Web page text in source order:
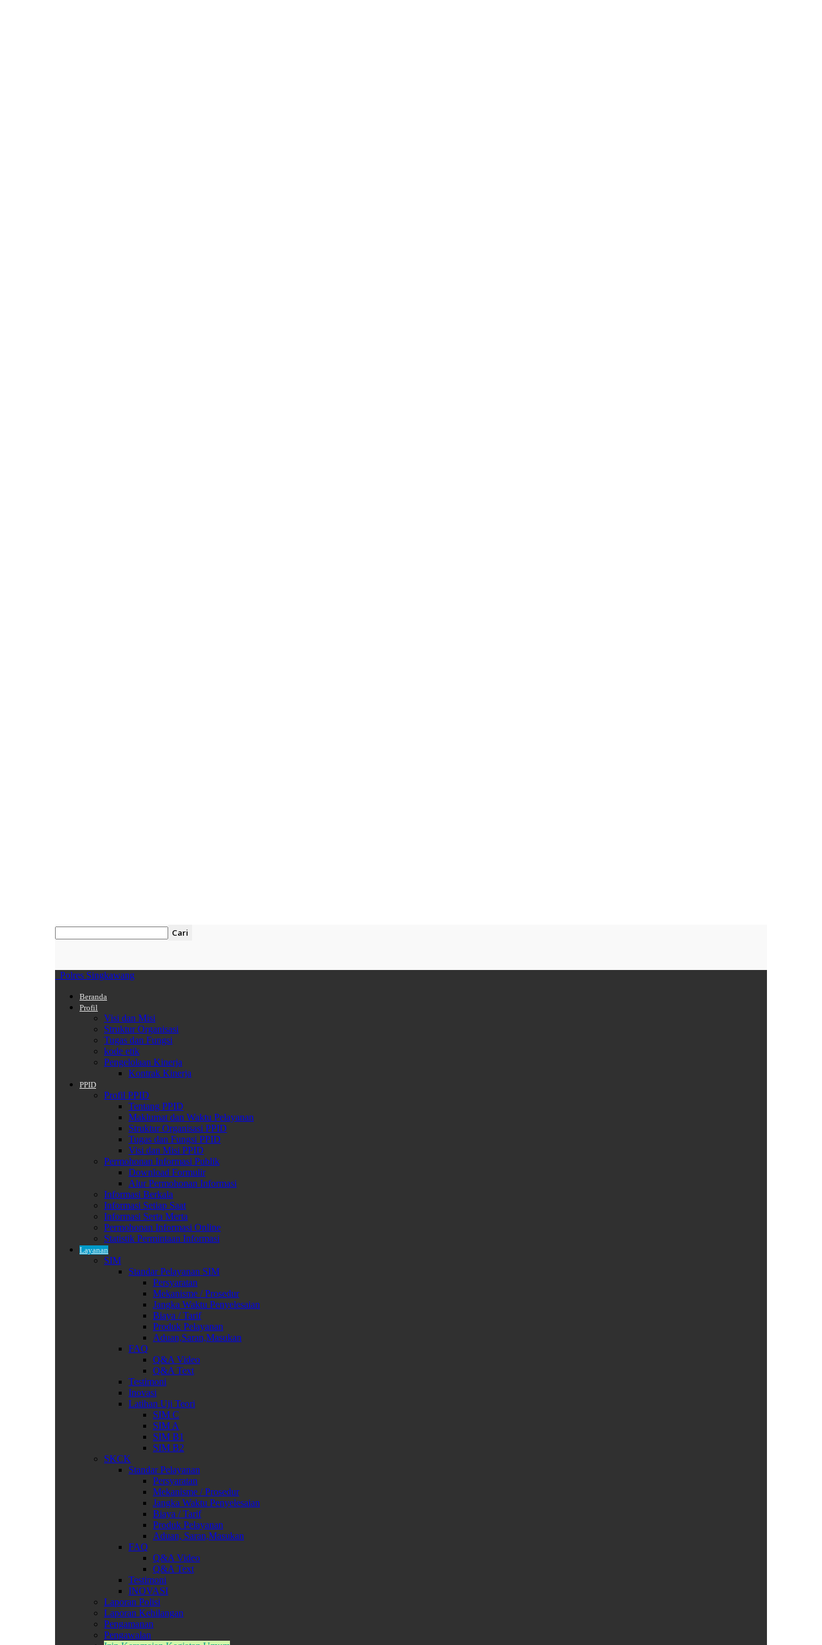
Polres Singkawang
Beranda
Profil
Visi dan Misi
Struktur Organisasi
Tugas dan Fungsi
kode etik
Pengelolaan Kinerja
Kontrak Kinerja
PPID
Profil PPID
Tentang PPID
Maklumat dan Waktu Pelayanan
Struktur Organisasi PPID
Tugas dan Fungsi PPID
Visi dan Misi PPID
Permohonan Informasi Publik
Download Formulir
Alur Permohonan Informasi
Informasi Berkala
Informasi Setiap Saat
Informasi Serta Merta
Permohonan Informasi Online
Statistik Permintaan Informasi
Layanan
SIM
Standar Pelayanan SIM
Persyaratan
Mekanisme / Prosedur
Jangka Waktu Penyelesaian
Biaya / Tarif
Produk Pelayanan
Aduan,Saran,Masukan
FAQ
Q&A Video
Q&A Text
Testimoni
Inovasi
Latihan Uji Teori
SIM C
SIM A
SIM B1
SIM B2
SKCK
Standar Pelayanan
Persyaratan
Mekanisme / Prosedur
Jangka Waktu Penyelesaian
Biaya / Tarif
Produk Pelayanan
Aduan, Saran,Masukan
FAQ
Q&A Video
Q&A Text
Testimoni
INOVASI
Laporan Polisi
Laporan Kehilangan
Pengamanan
Pengawalan